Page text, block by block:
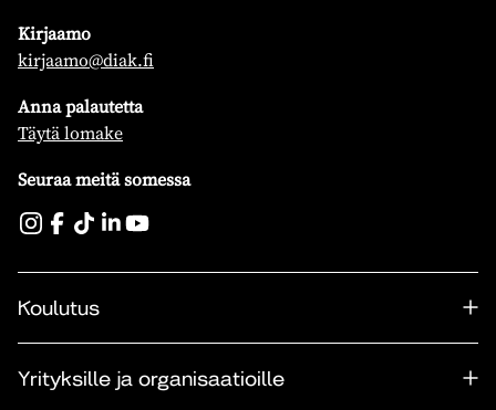
Kirjaamo
kirjaamo@diak.fi
Anna palautetta
Täytä lomake
Seuraa meitä somessa
Koulutus
Yrityksille ja organisaatioille